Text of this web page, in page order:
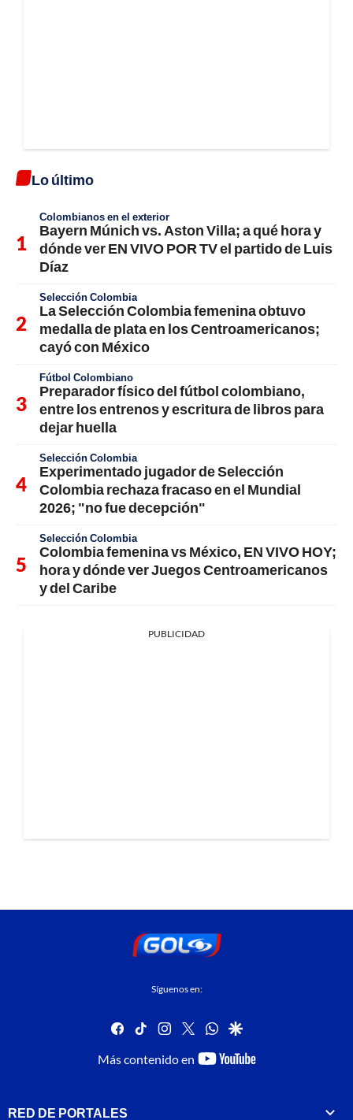
Lo último
Colombianos en el exterior
Bayern Múnich vs. Aston Villa; a qué hora y
dónde ver EN VIVO POR TV el partido de Luis
Díaz
Selección Colombia
La Selección Colombia femenina obtuvo
medalla de plata en los Centroamericanos;
cayó con México
Fútbol Colombiano
Preparador físico del fútbol colombiano,
entre los entrenos y escritura de libros para
dejar huella
Selección Colombia
Experimentado jugador de Selección
Colombia rechaza fracaso en el Mundial
2026; "no fue decepción"
Selección Colombia
Colombia femenina vs México, EN VIVO HOY;
hora y dónde ver Juegos Centroamericanos
y del Caribe
PUBLICIDAD
Síguenos en:
facebook
tiktok instagram
twitterwhatsapp
google
Más contenido en
youtube-
RED DE PORTALES